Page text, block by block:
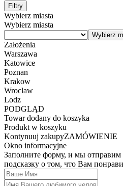
Filtry
Wybierz miasta
Wybierz miasta
Założenia
Warszawa
Katowice
Poznan
Krakow
Wroclaw
Lodz
PODGLĄD
Towar dodany do koszyka
Produkt w koszyku
Kontynuuj zakupyZAMÓWIENIE
Okno informacyjne
Заполните форму, и мы
подсказку о том, что Вам